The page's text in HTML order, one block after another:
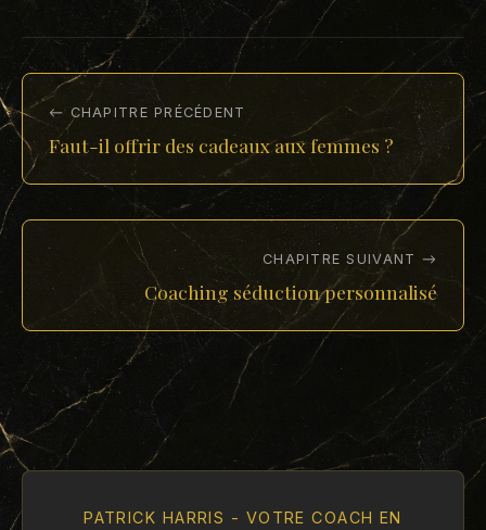
← CHAPITRE PRÉCÉDENT
Faut-il offrir des cadeaux aux femmes ?
CHAPITRE SUIVANT →
Coaching séduction personnalisé
PATRICK HARRIS - VOTRE COACH EN